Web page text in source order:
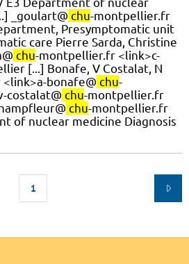
_goulart@ chu-montpellier.fr
Presymptomatic unit
care Pierre Sarda, Christine
chu-montpellier.fr <link>c-
[...] Bonafe, V Costalat, N
bonafe@ chu-
costalat@ chu-montpellier.fr
chu-montpellier.fr
of nuclear medicine Diagnosis
1